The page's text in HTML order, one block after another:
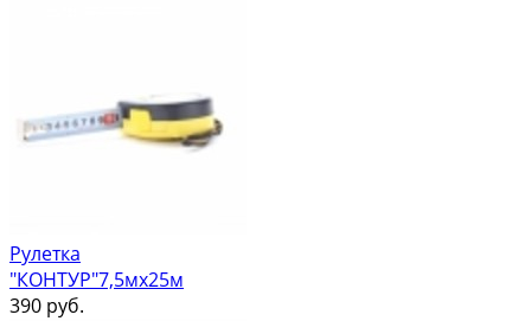
Рулетка
"КОНТУР"7,5мх25м
390 руб.